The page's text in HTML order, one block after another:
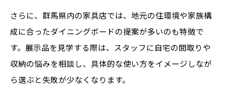
さらに、群馬県内の家具店では、地元の住環境や家族構
成に合ったダイニングボードの提案が多いのも特徴で
す。展示品を見学する際は、スタッフに自宅の間取りや
収納の悩みを相談し、具体的な使い方をイメージしなが
ら選ぶと失敗が少なくなります。